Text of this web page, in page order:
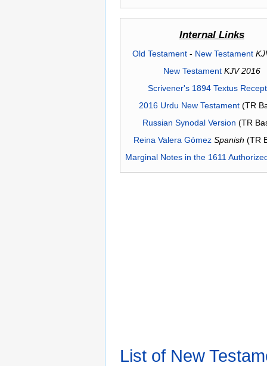
Internal Links
Old Testament- New Testament
New Testament KJV 2016
Scrivener's 1894 Textus
2016 Urdu New Testament(TR
Russian Synodal Version (TR
Reina Valera Gómez Spanish (TR
Marginal Notes in the 1611
List of New